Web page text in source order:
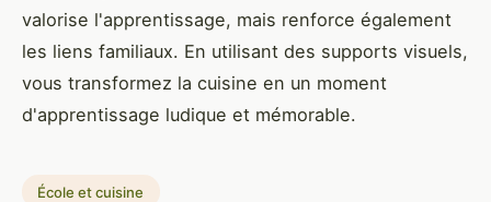
valorise l'apprentissage, mais renforce également
les liens familiaux. En utilisant des supports visuels,
vous transformez la cuisine en un moment
d'apprentissage ludique et mémorable.
École et cuisine